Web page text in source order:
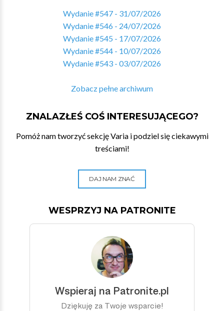
Wydanie #547 - 31/07/2026
Wydanie #546 - 24/07/2026
Wydanie #545 - 17/07/2026
Wydanie #544 - 10/07/2026
Wydanie #543 - 03/07/2026
Zobacz pełne archiwum
ZNALAZŁEŚ COŚ INTERESUJĄCEGO?
Pomóż nam tworzyć sekcję Varia i podziel się ciekawymi
treściami!
DAJ NAM ZNAĆ
WESPRZYJ NA PATRONITE